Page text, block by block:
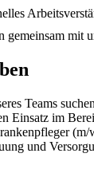
gemeinsam mit
Teams
Einsatz im
und